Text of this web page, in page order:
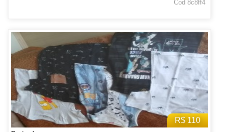
Cod 8c8ff4
R$ 110